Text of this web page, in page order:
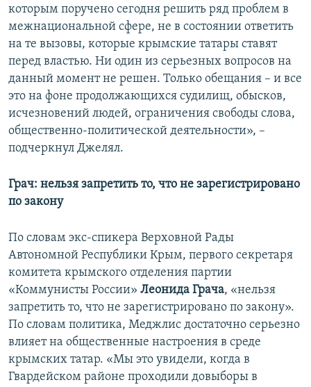
которым поручено сегодня решить ряд проблем в
межнациональной сфере, не в состоянии ответить
на те вызовы, которые крымские татары ставят
перед властью. Ни один из серьезных вопросов на
данный момент не решен. Только обещания – и все
это на фоне продолжающихся судилищ, обысков,
исчезновений людей, ограничения свободы слова,
общественно-политической деятельности», –
подчеркнул Джелял.
Грач: нельзя запретить то, что не зарегистрировано
по закону
По словам экс-спикера Верховной Рады
Автономной Республики Крым, первого секретаря
комитета крымского отделения партии
«Коммунисты России» Леонида Грача, «нельзя
запретить то, что не зарегистрировано по закону».
По словам политика, Меджлис достаточно серьезно
влияет на общественные настроения в среде
крымских татар. «Мы это увидели, когда в
Гвардейском районе проходили довыборы в